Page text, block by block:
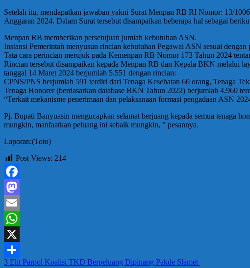
Setelah itu, mendapatkan jawaban yakni Surat Menpan RB RI Nomor: 13/
Anggaran 2024. Dalam Surat tersebut disampaikan beberapa hal sebagai
Menpan RB memberikan persetujuan jumlah kebutuhan ASN.
Instansi Pemerintah menyusun rincian kebutuhan Pegawai ASN sesuai
Tata cara perincian merujuk pada Kemenpan RB Nomor 173 Tahun 2024
Rincian tersebut disampaikan kepada Menpan RB dan Kepala BKN melalui
tanggal 14 Maret 2024 berjumlah 5.551 dengan rincian:
CPNS/PNS berjumlah 591 terdiri dari Tenaga Kesehatan 60 orang, Tenaga
Tenaga Honorer (berdasarkan database BKN Tahun 2022) berjumlah 4.960
“Terkait mekanisme penerimaan dan pelaksanaan formasi pengadaan ASN
Pj. Bupati Banyuasin mengucapkan selamat berjuang kepada semua tenaga
mungkin, manfaatkan peluang ini sebaik mungkin, ” pesannya.
Laporan:(Toto)
Post Views: 214
Facebook
Mastodon
Email
WhatsApp
X
Share
Navigasi
3 Elit Parpol Koalisi TKD Berpeluang Dipinang Pakde Slamet